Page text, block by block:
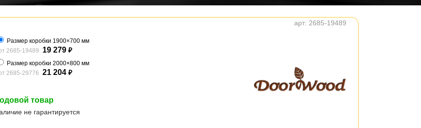
арт: 2685-19489
Размер коробки 1900×700 мм
2685-19489
19 279 ₽
Размер коробки 2000×800 мм
2685-29776 21 204 ₽
товар
не гарантируется